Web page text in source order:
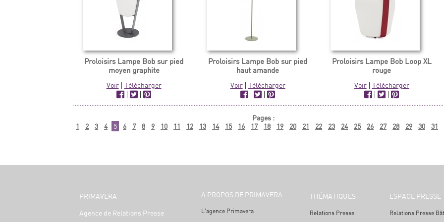
Proloisirs Lampe Bob sur pied
moyen graphite
Voir| Télécharger
|
|
Proloisirs Lampe Bob sur pied
haut amande
Voir| Télécharger
|
|
Proloisirs Lampe Bob Loop XL
rouge
Voir| Télécharger
|
|
Pages :
1
2 3 4 5 6 7 8 9 10 11 12 13 14 15 16 17 18 19 20 21 22 23 24 25 26 27 28 29 30 31
PRIMAVERA
Agence de Relations Presse
A PROPOS DE PRIMAVERA
L'agence Primavera
THÉMATIQUES
Relations Presse
ESPACE PRESSE
Relations Presse